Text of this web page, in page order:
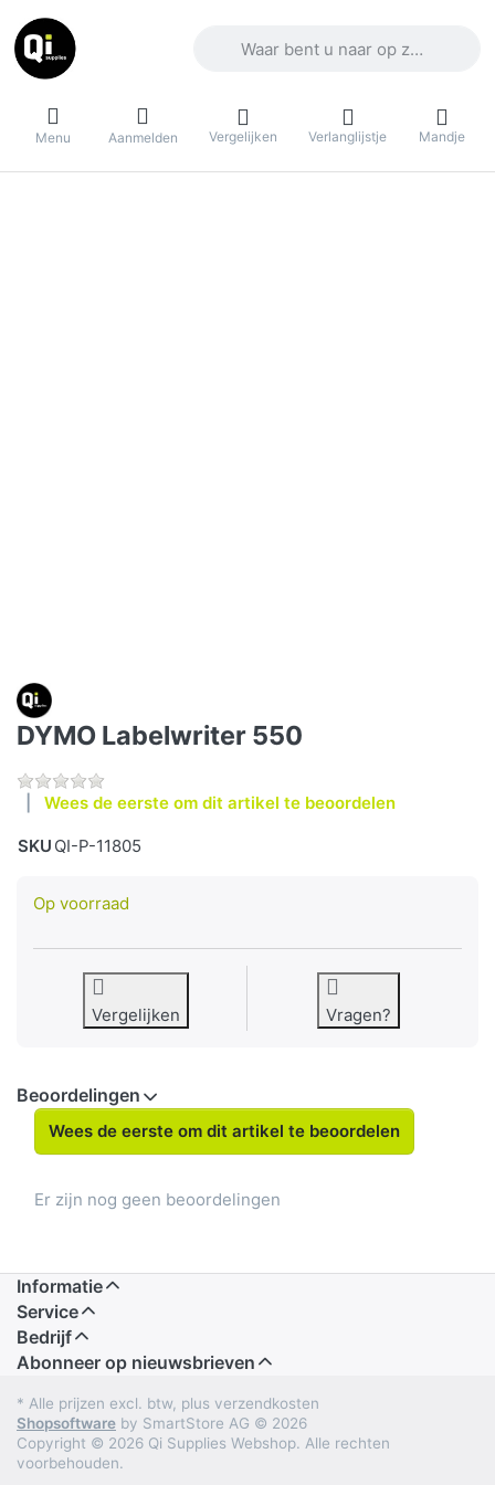
Menu Aanmelden Vergelijken Verlanglijstje Mandje
DYMO Labelwriter 550
Wees de eerste om dit artikel te beoordelen
SKU QI-P-11805
Op voorraad
Vergelijken Vragen?
Beoordelingen
Wees de eerste om dit artikel te beoordelen
Er zijn nog geen beoordelingen
Informatie
Service
Bedrijf
Abonneer op nieuwsbrieven
* Alle prijzen excl. btw, plus verzendkosten
Shopsoftware by SmartStore AG © 2026
Copyright © 2026 Qi Supplies Webshop. Alle rechten
voorbehouden.